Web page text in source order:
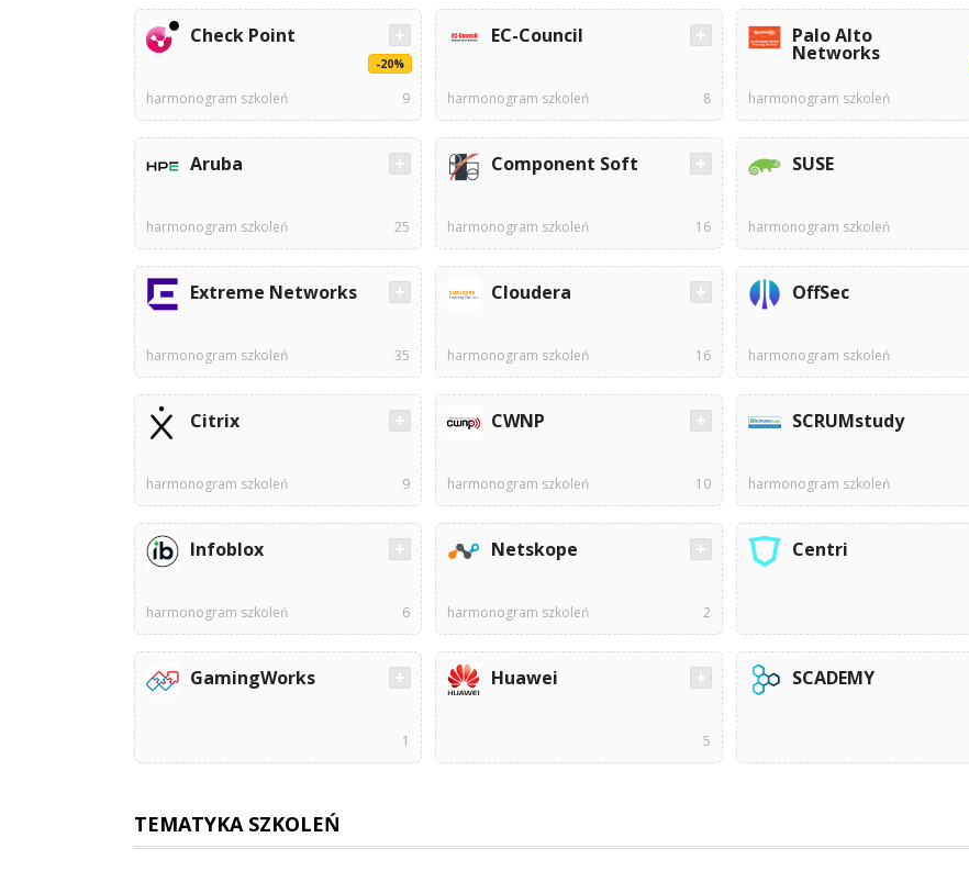
Check Point
-20%
harmonogram szkoleń 9
EC-Council
harmonogram szkoleń 8
Palo Alto
Networks
harmonogram szkoleń
Aruba
harmonogram szkoleń 25
Component Soft
harmonogram szkoleń 16
SUSE
harmonogram szkoleń
Extreme Networks
harmonogram szkoleń 35
Cloudera
harmonogram szkoleń 16
OffSec
harmonogram szkoleń
Citrix
harmonogram szkoleń 9
CWNP
harmonogram szkoleń 10
SCRUMstudy
harmonogram szkoleń
Infoblox
harmonogram szkoleń 6
Netskope
harmonogram szkoleń 2
Centri
GamingWorks
1
Huawei
5
SCADEMY
TEMATYKA SZKOLEŃ